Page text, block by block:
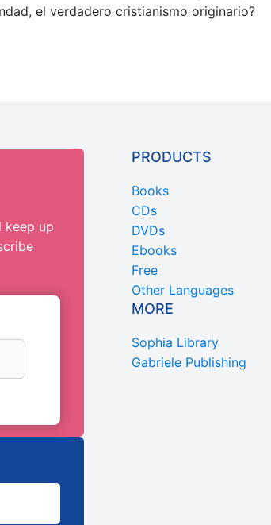
el verdadero cristianismo originario?
keep up
PRODUCTS
Books
CDs
DVDs
Ebooks
Free
Other Languages
MORE
Sophia Library
Gabriele Publishing